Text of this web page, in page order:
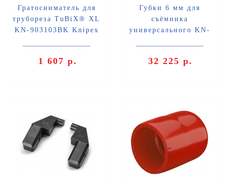
Гратосниматель для
трубореза TuBiX® XL
KN-903103BK Knipex
1 607 р.
Губки 6 мм для
съёмника
универсального KN-
32 225 р.